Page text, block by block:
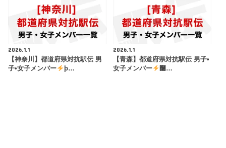
2026.1.1
【神奈川】都道府県対抗駅伝 男
子•女子メンバー
þ…
2026.1.1
【青森】都道府県対抗駅伝 男子•
女子メンバー
࿠…